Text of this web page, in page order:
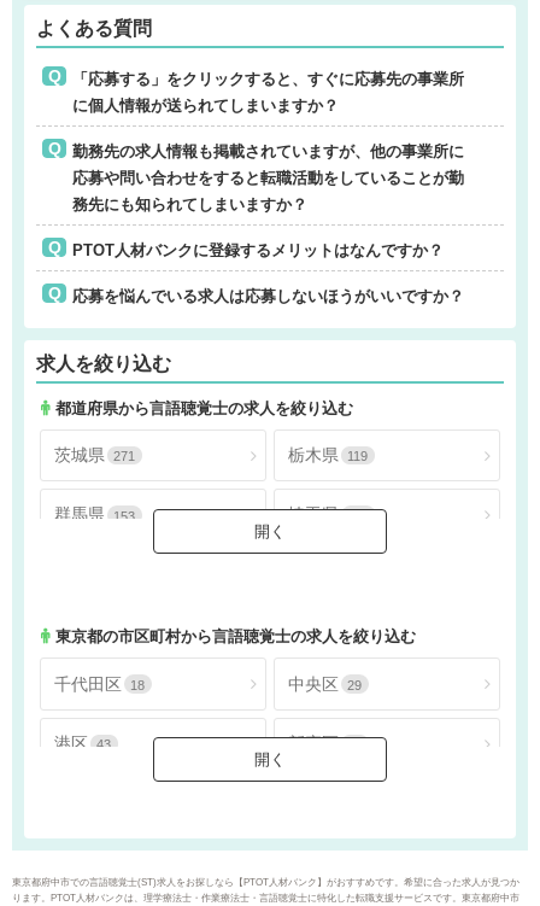
よくある質問
「応募する」をクリックすると、すぐに応募先の事業所
に個人情報が送られてしまいますか？
勤務先の求人情報も掲載されていますが、他の事業所に
応募や問い合わせをすると転職活動をしていることが勤
務先にも知られてしまいますか？
PTOT人材バンクに登録するメリットはなんですか？
応募を悩んでいる求人は応募しないほうがいいですか？
求人を絞り込む
都道府県から言語聴覚士の求人を絞り込む
茨城県 271 栃木県 119
群馬県 153 埼玉県
神奈川県 1205
東京都の市区町村から言語聴覚士の求人を絞り込む
千代田区 18 中央区 29
港区 43 新宿区
東京都府中市での言語聴覚士(ST)求人をお探しなら【PTOT人材バンク】がおすすめです。希望に合った求人が見つか
ります。PTOT人材バンクは、理学療法士・作業療法士・言語聴覚士に特化した転職支援サービスです。東京都府中市